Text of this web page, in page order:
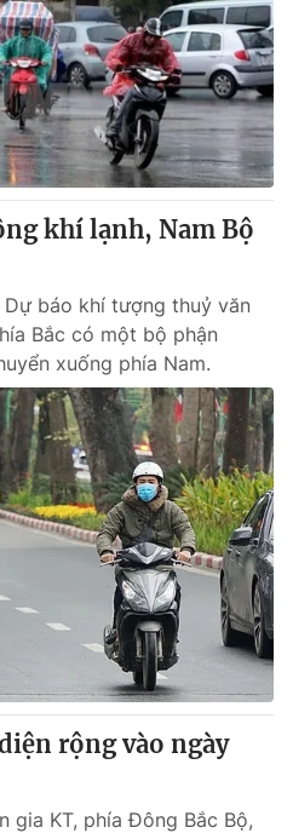
khí lạnh, Nam Bộ
Dự báo khí tượng thuỷ văn
Bắc có một bộ phận
xuống phía Nam.
rộng vào ngày
gia KT, phía Đông Bắc Bộ,